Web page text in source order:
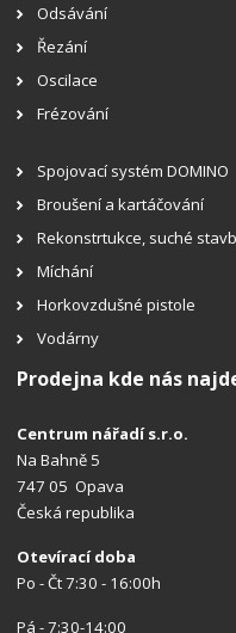
Odsávání
Řezání
Oscilace
Frézování
Spojovací systém DOMINO
Broušení a kartáčování
Rekonstrtukce, suché
Míchání
Horkovzdušné pistole
Vodárny
Prodejna kde nás
Centrum nářadí s.r.o.
Na Bahně 5
747 05 Opava
Česká republika
Otevírací doba
Po - Čt 7:30 - 16:00h
Pá - 7:30-14:00